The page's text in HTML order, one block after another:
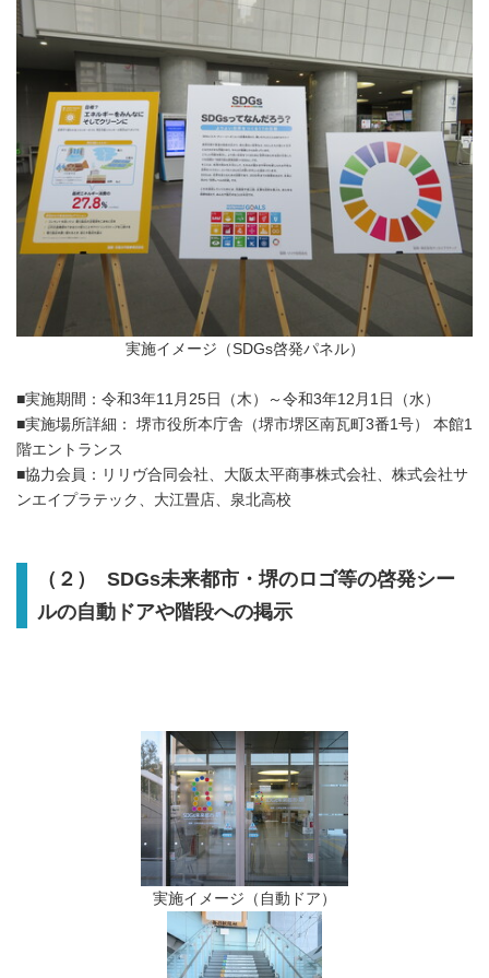
実施イメージ（SDGs啓発パネル）
■実施期間：令和3年11月25日（木）～令和3年12月1日（水）
■実施場所詳細： 堺市役所本庁舎（堺市堺区南瓦町3番1号） 本館1
階エントランス
■協力会員：リリヴ合同会社、大阪太平商事株式会社、株式会社サ
ンエイプラテック、大江畳店、泉北高校
（２） SDGs未来都市・堺のロゴ等の啓発シー
ルの自動ドアや階段への掲示
実施イメージ（自動ドア）